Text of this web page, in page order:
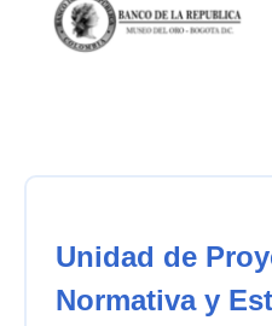
Unidad de
Normativa y